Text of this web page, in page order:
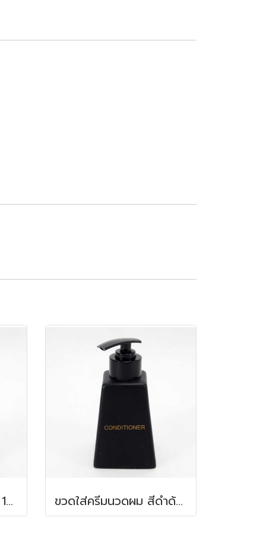
ขวดใส่สบู่ หินอ่อน สีดำ 100 มล.ขนาด 6.5x7.5 ซม. ขวดใส่ครีมนวดผม สีดำด้าน 150 ml. 6.2x6.2x8.5 ซม.